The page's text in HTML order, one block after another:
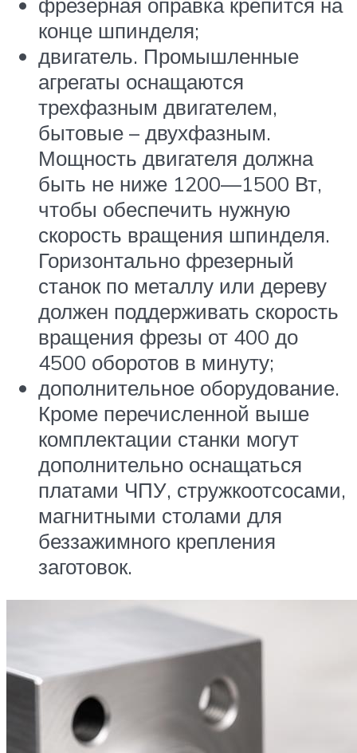
конце шпинделя;
двигатель. Промышленные
агрегаты оснащаются
трехфазным двигателем,
бытовые – двухфазным.
Мощность двигателя должна
быть не ниже 1200—1500 Вт,
чтобы обеспечить нужную
скорость вращения шпинделя.
Горизонтально фрезерный
станок по металлу или дереву
должен поддерживать скорость
вращения фрезы от 400 до
4500 оборотов в минуту;
дополнительное оборудование.
Кроме перечисленной выше
комплектации станки могут
дополнительно оснащаться
платами ЧПУ, стружкоотсосами,
магнитными столами для
беззажимного крепления
заготовок.